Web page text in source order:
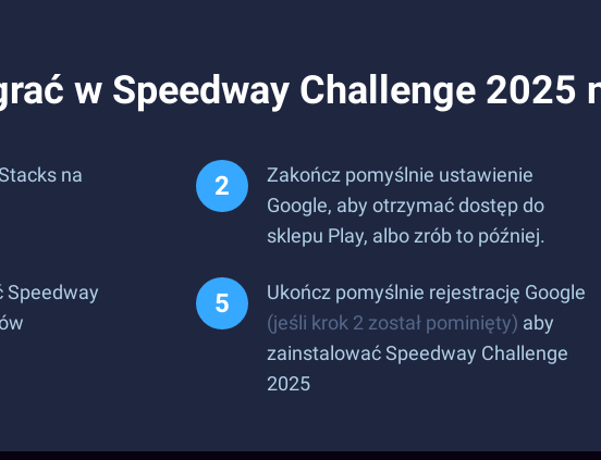
w Speedway Challenge 2025
na
Zakończ pomyślnie ustawienie
Google, aby otrzymać dostęp do
sklepu Play, albo zrób to później.
Speedway
Ukończ pomyślnie rejestrację Google
(jeśli krok 2 został pominięty) aby
zainstalować Speedway Challenge
2025